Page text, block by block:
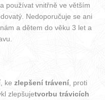
používat vnitřně ve větším
Nedoporučuje se ani
a dětem do věku 3 let a
, kezlepšení trávení , proti
zlepšujetvorbu trávicích